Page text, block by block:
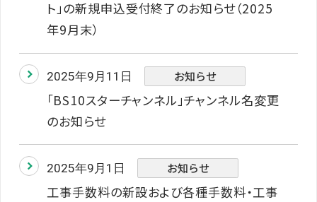
ト」の新規申込受付終了のお知らせ（2025
年9月末）
2025年9月11日 お知らせ
「BS10スターチャンネル」チャンネル名変更
のお知らせ
2025年9月1日 お知らせ
工事手数料の新設および各種手数料・工事